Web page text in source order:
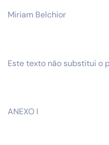
Miriam Belchior
Este texto não substitui o
ANEXO I